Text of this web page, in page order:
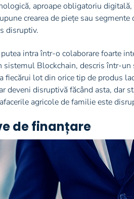
aproape obligatoriu digitală,
crearea de piețe sau segmente
disruptiv.
intra într-o colaborare foarte
Blockchain, descris într-un
fiecărui lot din orice tip de produs
deveni disruptivă făcând asta, dar
agricole de familie este
de finanțare